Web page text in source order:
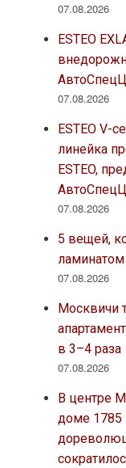
07.08.2026
ESTEO
07.08.2026
ESTEO V-
линейка
ESTEO,
07.08.2026
5 вещей,
07.08.2026
Москвичи
в 3–4 раза
07.08.2026
В центре
доме 1785